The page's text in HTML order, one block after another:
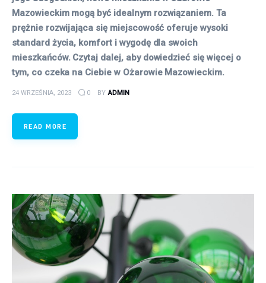
Mazowieckim mogą być idealnym rozwiązaniem. Ta
prężnie rozwijająca się miejscowość oferuje wysoki
standard życia, komfort i wygodę dla swoich
mieszkańców. Czytaj dalej, aby dowiedzieć się więcej o
tym, co czeka na Ciebie w Ożarowie Mazowieckim.
24 WRZEŚNIA, 2023 0 BY ADMIN
READ MORE